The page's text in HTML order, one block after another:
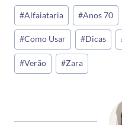
Tags
do
Post:
#Alfaiataria #Anos 70
#Como Usar #Dicas
#Verão #Zara